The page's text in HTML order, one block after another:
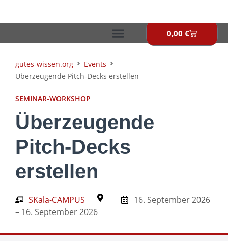
0,00 €
gutes-wissen.org
Events
Überzeugende Pitch-Decks erstellen
SEMINAR-WORKSHOP
Überzeugende
Pitch-Decks
erstellen
SKala-CAMPUS
16. September 2026
– 16. September 2026